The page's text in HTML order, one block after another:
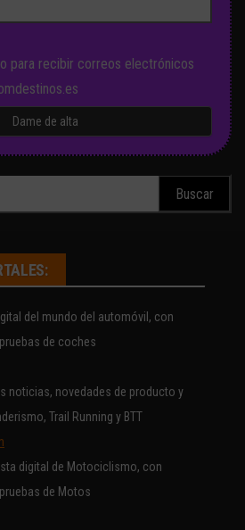
para recibir correos electrónicos
del mundo del automóvil, con
de coches
noticias, novedades de producto y
Trail Running y BTT
digital de Motociclismo, con
de Motos